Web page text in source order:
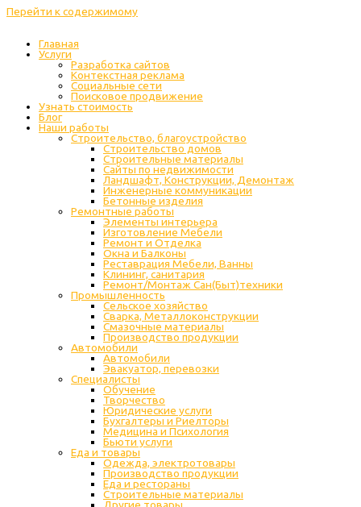
Перейти к содержимому
Главная
Услуги
Разработка сайтов
Контекстная реклама
Социальные сети
Поисковое продвижение
Узнать стоимость
Блог
Наши работы
Строительство, благоустройство
Строительство домов
Строительные материалы
Сайты по недвижимости
Ландшафт, Конструкции, Демонтаж
Инженерные коммуникации
Бетонные изделия
Ремонтные работы
Элементы интерьера
Изготовление Мебели
Ремонт и Отделка
Окна и Балконы
Реставрация Мебели, Ванны
Клининг, санитария
Ремонт/Монтаж Сан(Быт)техники
Промышленность
Cельское хозяйство
Сварка, Металлоконструкции
Cмазочные материалы
Производство продукции
Автомобили
Автомобили
Эвакуатор, перевозки
Специалисты
Обучение
Творчество
Юридические услуги
Бухгалтеры и Риелторы
Медицина и Психология
Бьюти услуги
Еда и товары
Одежда, электротовары
Производство продукции
Еда и рестораны
Строительные материалы
Другие товары